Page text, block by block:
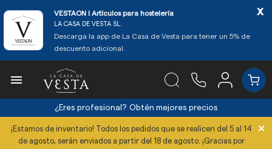
VESTAON l Artículos para hostelería
LA CASA DE VESTA SL.
Descarga la app de La Casa de Vesta para tener un 5% de
descuento adicional.
x

¿Eres profesional? Obtén mejores precios
¡Estamos de inventario! Todos los pedidos que se realicen del 5 al 14
de agosto, serán enviados a partir del 18 de agosto. ¡Gracias por
×